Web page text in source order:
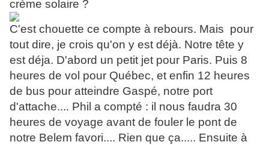
crème solaire ?
C'est chouette ce compte à rebours. Mais pour
tout dire, je crois qu'on y est déjà. Notre tête y
est déja. D'abord un petit jet pour Paris. Puis 8
heures de vol pour Québec, et enfin 12 heures
de bus pour atteindre Gaspé, notre port
d'attache.... Phil a compté : il nous faudra 30
heures de voyage avant de fouler le pont de
notre Belem favori.... Rien que ça..... Ensuite à